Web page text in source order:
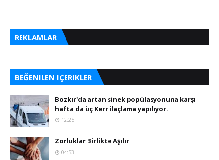
REKLAMLAR
BEĞENILEN IÇERIKLER
Bozkır'da artan sinek popülasyonuna karşı
hafta da üç Kerr ilaçlama yapılıyor.
12:25
Zorluklar Birlikte Aşılır
04:53